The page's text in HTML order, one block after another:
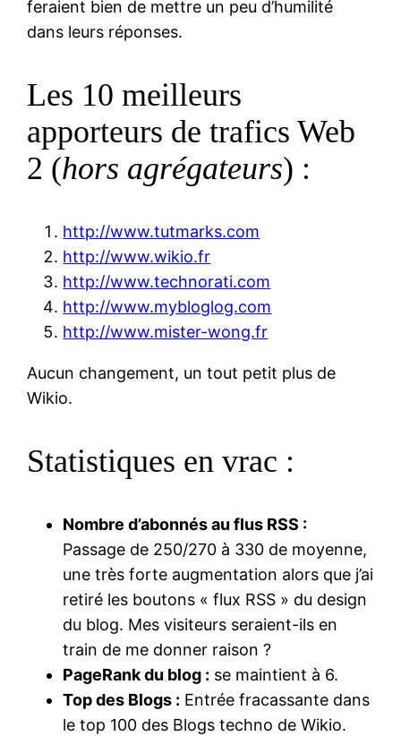
feraient bien de mettre un peu d’humilité
dans leurs réponses.
Les 10 meilleurs
apporteurs de trafics Web
2 (hors agrégateurs) :
http://www.tutmarks.com
http://www.wikio.fr
http://www.technorati.com
http://www.mybloglog.com
http://www.mister-wong.fr
Aucun changement, un tout petit plus de
Wikio.
Statistiques en vrac :
Nombre d’abonnés au flus RSS :
Passage de 250/270 à 330 de moyenne,
une très forte augmentation alors que j’ai
retiré les boutons « flux RSS » du design
du blog. Mes visiteurs seraient-ils en
train de me donner raison ?
PageRank du blog : se maintient à 6.
Top des Blogs : Entrée fracassante dans
le top 100 des Blogs techno de Wikio.